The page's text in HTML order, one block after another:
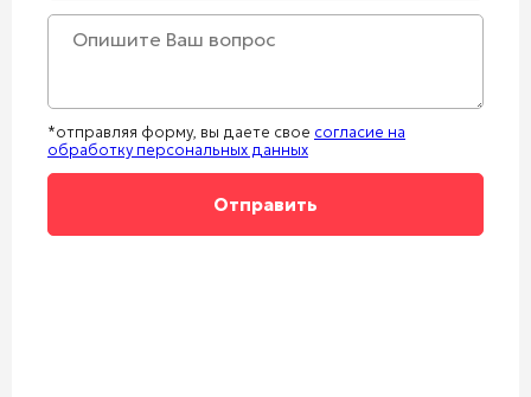
*отправляя форму, вы даете свое согласие на
обработку персональных данных